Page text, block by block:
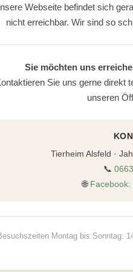
Webseite befindet sich
nicht erreichbar. Wir sind so
Sie möchten uns
Sie uns gerne direkt
unseren
Tierheim Alsfeld ·
📞
🌐 Facebook:
Montag bis Sonntag: